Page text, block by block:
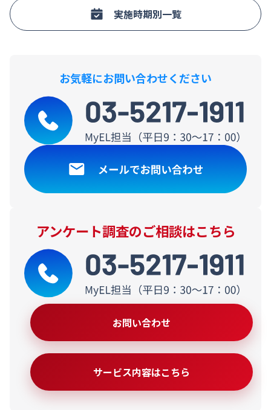
実施時期別一覧
お気軽にお問い合わせください
アンケート調査のご相談はこちら
お問い合わせ
サービス内容はこちら